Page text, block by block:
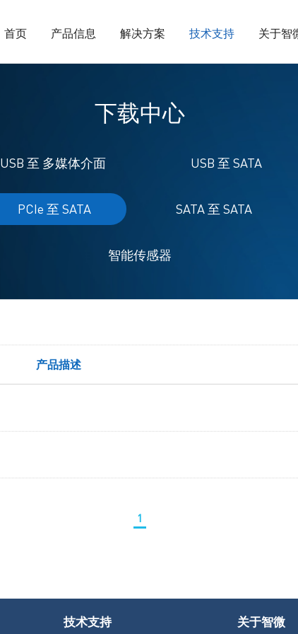
首页 产品信息 解决方案 技术支持 关于智
下载中心
USB 至 多媒体介面 USB 至 SATA
PCIe 至 SATA SATA 至 SATA
智能传感器
产品描述
1
技术支持 关于智微